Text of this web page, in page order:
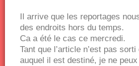
Il arrive que les reportages
des endroits hors du temps.
Ca a été le cas ce mercredi.
Tant que l’article n’est pas sorti
auquel il est destiné, je ne